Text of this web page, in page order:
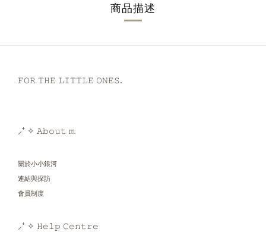
商品描述
𝙵𝙾𝚁 𝚃𝙷𝙴 𝙻𝙸𝚃𝚃𝙻𝙴 𝙾𝙽𝙴𝚂.
⸝⁺ ✧ 𝙰𝚋𝚘𝚞𝚝 𝚖
關於小小銀河
連結與探訪
會員制度
⸝⁺ ✧ 𝙷𝚎𝚕𝚙 𝙲𝚎𝚗𝚝𝚛𝚎